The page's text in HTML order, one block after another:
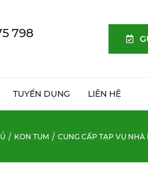
TUYỂN DỤNG LIÊN HỆ
798
KON TUM CUNG CẤP TẠP VỤ NHÀ